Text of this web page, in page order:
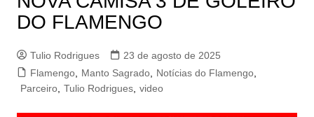
DO FLAMENGO
Tulio Rodrigues
23 de agosto de 2025
Flamengo, Manto Sagrado, Notícias do Flamengo,
Parceiro, Tulio Rodrigues, video